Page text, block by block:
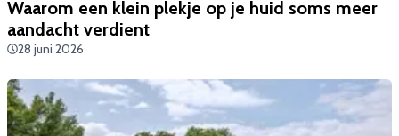
Waarom een klein plekje op je huid soms meer
aandacht verdient
28 juni 2026